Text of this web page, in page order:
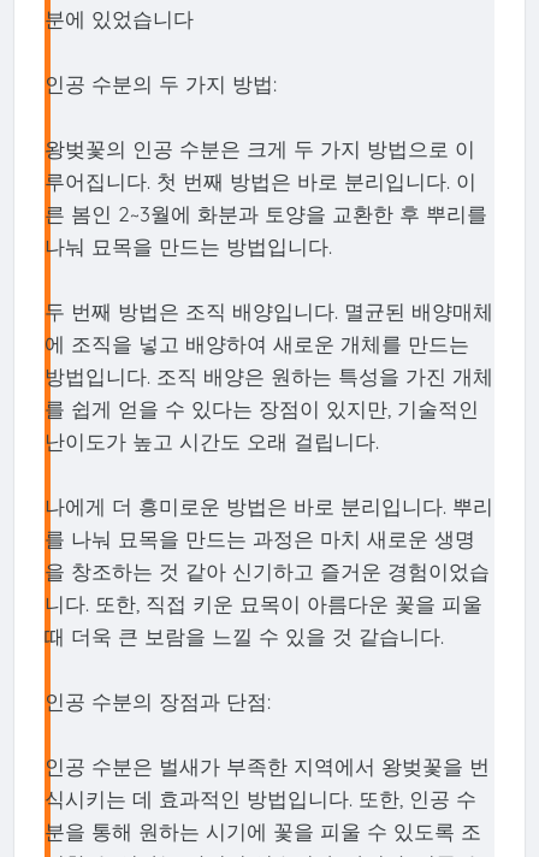
분에 있었습니다
인공 수분의 두 가지 방법:
왕벚꽃의 인공 수분은 크게 두 가지 방법으로 이
루어집니다. 첫 번째 방법은 바로 분리입니다. 이
른 봄인 2~3월에 화분과 토양을 교환한 후 뿌리를
나눠 묘목을 만드는 방법입니다.
두 번째 방법은 조직 배양입니다. 멸균된 배양매체
에 조직을 넣고 배양하여 새로운 개체를 만드는
방법입니다. 조직 배양은 원하는 특성을 가진 개체
를 쉽게 얻을 수 있다는 장점이 있지만, 기술적인
난이도가 높고 시간도 오래 걸립니다.
나에게 더 흥미로운 방법은 바로 분리입니다. 뿌리
를 나눠 묘목을 만드는 과정은 마치 새로운 생명
을 창조하는 것 같아 신기하고 즐거운 경험이었습
니다. 또한, 직접 키운 묘목이 아름다운 꽃을 피울
때 더욱 큰 보람을 느낄 수 있을 것 같습니다.
인공 수분의 장점과 단점:
인공 수분은 벌새가 부족한 지역에서 왕벚꽃을 번
식시키는 데 효과적인 방법입니다. 또한, 인공 수
분을 통해 원하는 시기에 꽃을 피울 수 있도록 조